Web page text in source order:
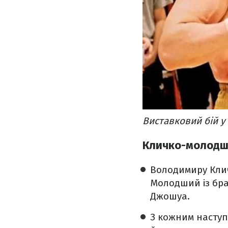
Виставковий бій
Кличко-
Володимиру
Молодший із
Джошуа.
З кожним